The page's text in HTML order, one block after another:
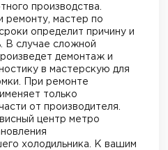
производства.
ремонту, мастер по
определит причину и
В случае сложной
демонтаж и
в мастерскую для
При ремонте
только
от производителя.
центр метро
холодильника. К вашим